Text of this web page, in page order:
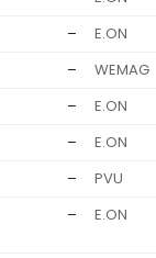
– E.ON
– WEMAG
– E.ON
– E.ON
– PVU
– E.ON